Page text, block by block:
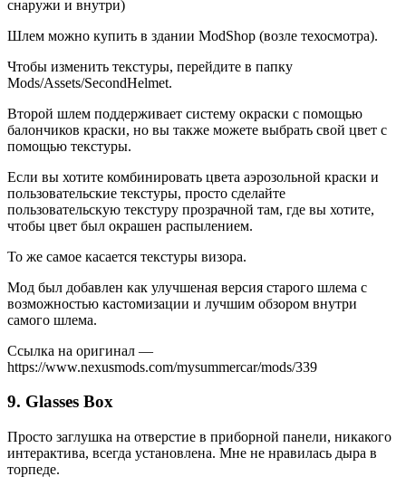
снаружи и внутри)
Шлем можно купить в здании ModShop (возле техосмотра).
Чтобы изменить текстуры, перейдите в папку
Mods/Assets/SecondHelmet.
Второй шлем поддерживает систему окраски с помощью
балончиков краски, но вы также можете выбрать свой цвет с
помощью текстуры.
Если вы хотите комбинировать цвета аэрозольной краски и
пользовательские текстуры, просто сделайте
пользовательскую текстуру прозрачной там, где вы хотите,
чтобы цвет был окрашен распылением.
То же самое касается текстуры визора.
Мод был добавлен как улучшеная версия старого шлема с
возможностью кастомизации и лучшим обзором внутри
самого шлема.
Ссылка на оригинал —
https://www.nexusmods.com/mysummercar/mods/339
9. Glasses Box
Просто заглушка на отверстие в приборной панели, никакого
интерактива, всегда установлена. Мне не нравилась дыра в
торпеде.